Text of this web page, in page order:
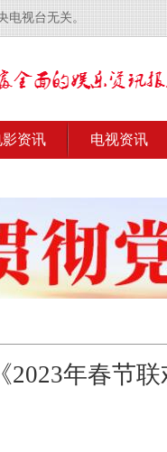
电视台无关。
影资讯 电视资讯
2023年春节